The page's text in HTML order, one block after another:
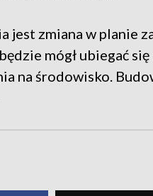
jest zmiana w planie
mógł ubiegać
na środowisko.